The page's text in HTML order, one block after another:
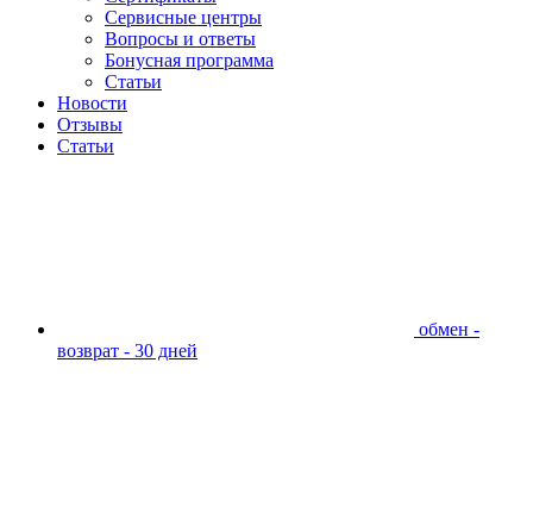
Сервисные центры
Вопросы и ответы
Бонусная программа
Статьи
Новости
Отзывы
Статьи
обмен -
возврат - 30 дней